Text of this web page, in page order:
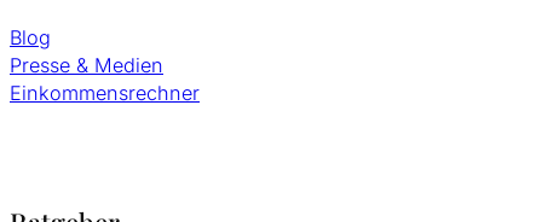
Blog
Presse & Medien
Einkommensrechner